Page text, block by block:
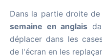
Dans la partie droite
semaine en anglais
déplacer dans les
de l'écran en les